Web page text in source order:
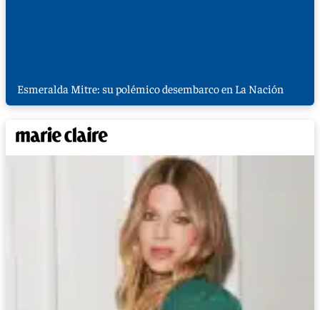
Esmeralda Mitre: su polémico desembarco en La Nación